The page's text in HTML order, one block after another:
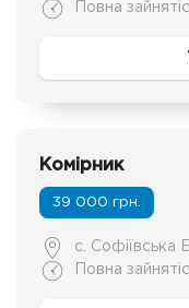
Повна
Комірник
39 000 грн.
с. Софіївська
Повна